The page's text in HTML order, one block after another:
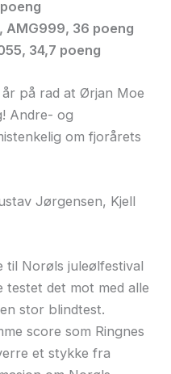
AMG999, 36 poeng
34,7 poeng
på rad at Ørjan Moe
Andre- og
om fjorårets
Jørgensen, Kjell
til Norøls juleølfestival
testet det mot med alle
stor blindtest.
score som Ringnes
et stykke fra